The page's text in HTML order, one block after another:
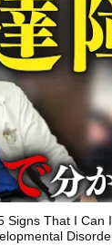
Signs That I Can